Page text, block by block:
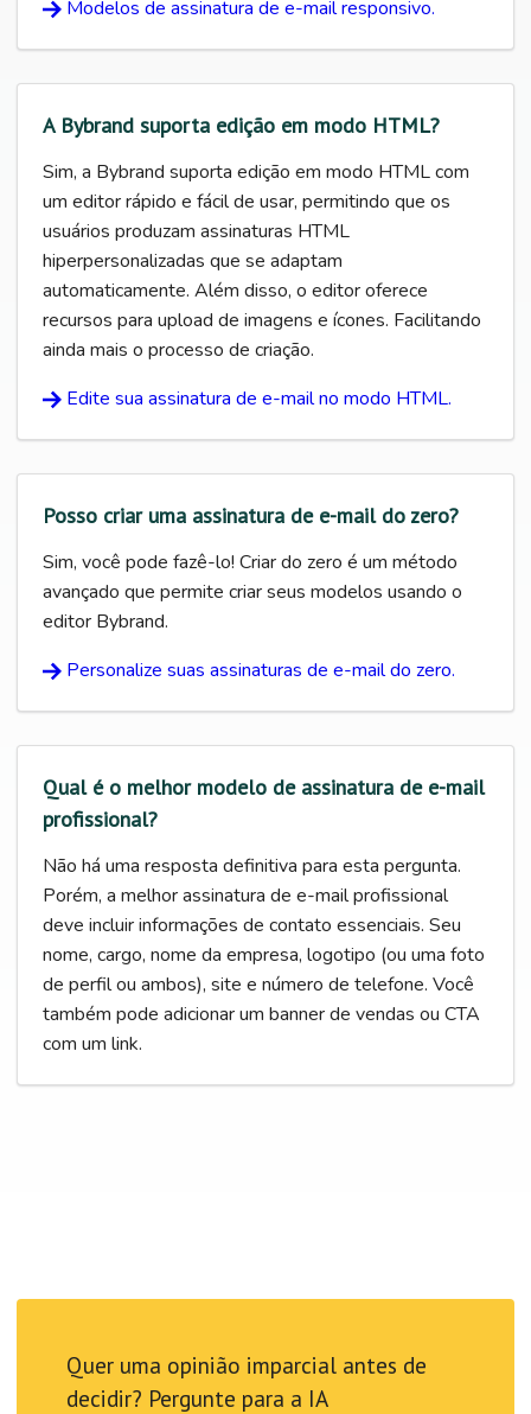
Modelos de assinatura de e-mail responsivo.
A Bybrand suporta edição em modo HTML?
Sim, a Bybrand suporta edição em modo HTML com
um editor rápido e fácil de usar, permitindo que os
usuários produzam assinaturas HTML
hiperpersonalizadas que se adaptam
automaticamente. Além disso, o editor oferece
recursos para upload de imagens e ícones. Facilitando
ainda mais o processo de criação.
Edite sua assinatura de e-mail no modo HTML.
Posso criar uma assinatura de e-mail do zero?
Sim, você pode fazê-lo! Criar do zero é um método
avançado que permite criar seus modelos usando o
editor Bybrand.
Personalize suas assinaturas de e-mail do zero.
Qual é o melhor modelo de assinatura de e-mail
profissional?
Não há uma resposta definitiva para esta pergunta.
Porém, a melhor assinatura de e-mail profissional
deve incluir informações de contato essenciais. Seu
nome, cargo, nome da empresa, logotipo (ou uma foto
de perfil ou ambos), site e número de telefone. Você
também pode adicionar um banner de vendas ou CTA
com um link.
Quer uma opinião imparcial antes de
decidir? Pergunte para a IA